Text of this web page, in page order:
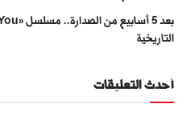
التاريخية
أحدث التعليقات